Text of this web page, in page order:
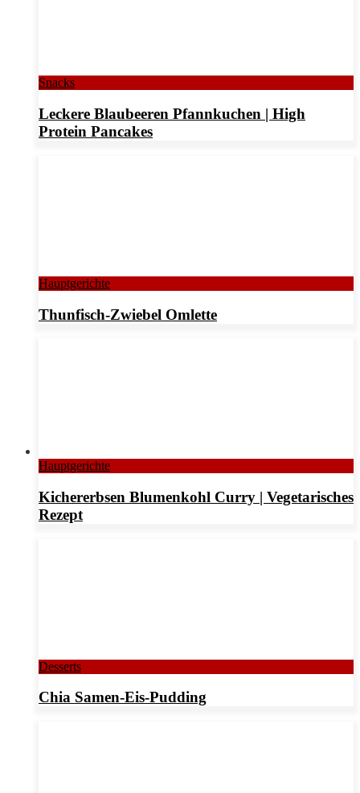
Snacks
Leckere Blaubeeren Pfannkuchen | High
Protein Pancakes
Hauptgerichte
Thunfisch-Zwiebel Omlette
Hauptgerichte
Kichererbsen Blumenkohl Curry | Vegetarisches
Rezept
Desserts
Chia Samen-Eis-Pudding